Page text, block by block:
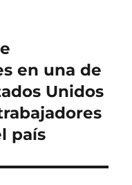
en una de
Unidos
país